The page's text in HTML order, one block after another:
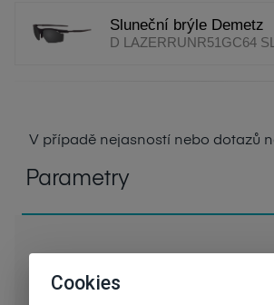
Sluneční brýle Demetz
D LAZERRUNR51GC64 SL
V případě nejasností nebo dotazů
Parametry
Cookies